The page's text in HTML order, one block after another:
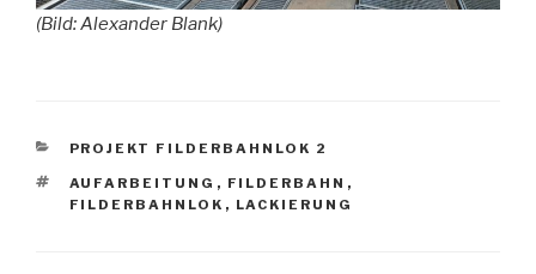
(Bild: Alexander Blank)
KATEGORIEN
PROJEKT FILDERBAHNLOK 2
SCHLAGWÖRTER
AUFARBEITUNG , FILDERBAHN ,
FILDERBAHNLOK , LACKIERUNG